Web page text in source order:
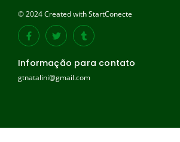
© 2024 Created with StartConecte
Informação para contato
gtnatalini@gmail.com